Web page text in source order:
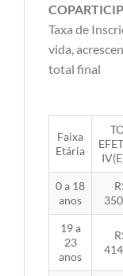
Taxa de
vida,
total final
Faixa
Etária
0 a 18
anos
19 a
23
anos